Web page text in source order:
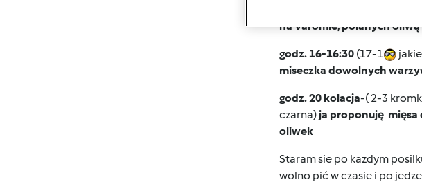
na Varomie, polanych
godz. 16-16:30 (17-1
miseczka dowolnych
godz. 20 kolacja-( 2-3
czarna)ja proponuję mięsa
oliwek
Staram sie po kazdym
wolno pić w czasie i po